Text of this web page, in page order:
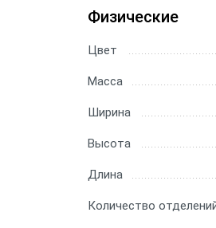
Физические
Цвет
Масса
Ширина
Высота
Длина
Количество